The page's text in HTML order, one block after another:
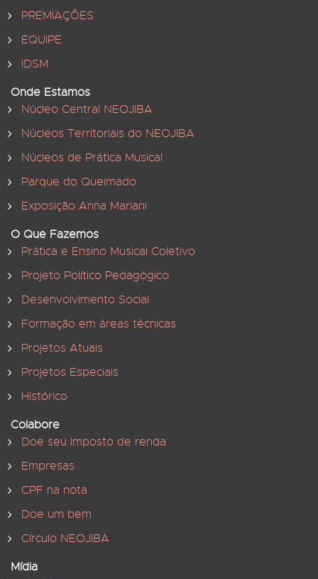
PREMIAÇÕES
EQUIPE
IDSM
Onde Estamos
Núcleo Central NEOJIBA
Núcleos Territoriais do NEOJIBA
Núcleos de Prática Musical
Parque do Queimado
Exposição Anna Mariani
O Que Fazemos
Prática e Ensino Musical Coletivo
Projeto Político Pedagógico
Desenvolvimento Social
Formação em áreas técnicas
Projetos Atuais
Projetos Especiais
Histórico
Colabore
Doe seu Imposto de renda
Empresas
CPF na nota
Doe um bem
Círculo NEOJIBA
Mídia